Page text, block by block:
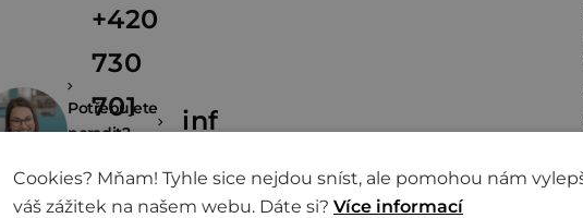
Potřebujete
poradit?
+420
730
701
(8:00 -
info@zivina.cz
Cookies? Mňam! Tyhle sice nejdou sníst, ale pomohou nám
váš zážitek na našem webu. Dáte si? Více informací